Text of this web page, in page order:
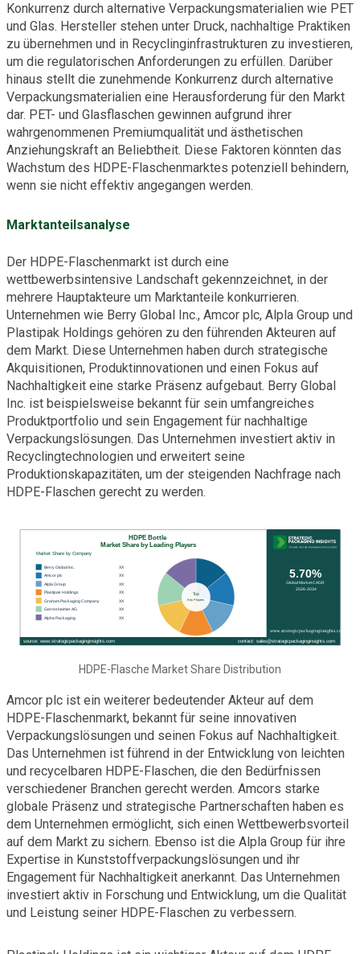
Konkurrenz durch alternative Verpackungsmaterialien wie PET
und Glas. Hersteller stehen unter Druck, nachhaltige Praktiken
zu übernehmen und in Recyclinginfrastrukturen zu investieren,
um die regulatorischen Anforderungen zu erfüllen. Darüber
hinaus stellt die zunehmende Konkurrenz durch alternative
Verpackungsmaterialien eine Herausforderung für den Markt
dar. PET- und Glasflaschen gewinnen aufgrund ihrer
wahrgenommenen Premiumqualität und ästhetischen
Anziehungskraft an Beliebtheit. Diese Faktoren könnten das
Wachstum des HDPE-Flaschenmarktes potenziell behindern,
wenn sie nicht effektiv angegangen werden.
Marktanteilsanalyse
Der HDPE-Flaschenmarkt ist durch eine
wettbewerbsintensive Landschaft gekennzeichnet, in der
mehrere Hauptakteure um Marktanteile konkurrieren.
Unternehmen wie Berry Global Inc., Amcor plc, Alpla Group und
Plastipak Holdings gehören zu den führenden Akteuren auf
dem Markt. Diese Unternehmen haben durch strategische
Akquisitionen, Produktinnovationen und einen Fokus auf
Nachhaltigkeit eine starke Präsenz aufgebaut. Berry Global
Inc. ist beispielsweise bekannt für sein umfangreiches
Produktportfolio und sein Engagement für nachhaltige
Verpackungslösungen. Das Unternehmen investiert aktiv in
Recyclingtechnologien und erweitert seine
Produktionskapazitäten, um der steigenden Nachfrage nach
HDPE-Flaschen gerecht zu werden.
HDPE-Flasche Market Share Distribution
Amcor plc ist ein weiterer bedeutender Akteur auf dem
HDPE-Flaschenmarkt, bekannt für seine innovativen
Verpackungslösungen und seinen Fokus auf Nachhaltigkeit.
Das Unternehmen ist führend in der Entwicklung von leichten
und recycelbaren HDPE-Flaschen, die den Bedürfnissen
verschiedener Branchen gerecht werden. Amcors starke
globale Präsenz und strategische Partnerschaften haben es
dem Unternehmen ermöglicht, sich einen Wettbewerbsvorteil
auf dem Markt zu sichern. Ebenso ist die Alpla Group für ihre
Expertise in Kunststoffverpackungslösungen und ihr
Engagement für Nachhaltigkeit anerkannt. Das Unternehmen
investiert aktiv in Forschung und Entwicklung, um die Qualität
und Leistung seiner HDPE-Flaschen zu verbessern.